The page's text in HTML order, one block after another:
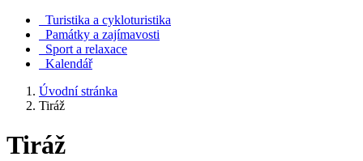
Turistika a cykloturistika
Památky a zajímavosti
Sport a relaxace
Kalendář
Úvodní stránka
Tiráž
Tiráž